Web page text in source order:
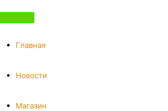
Главная
Новости
Магазин